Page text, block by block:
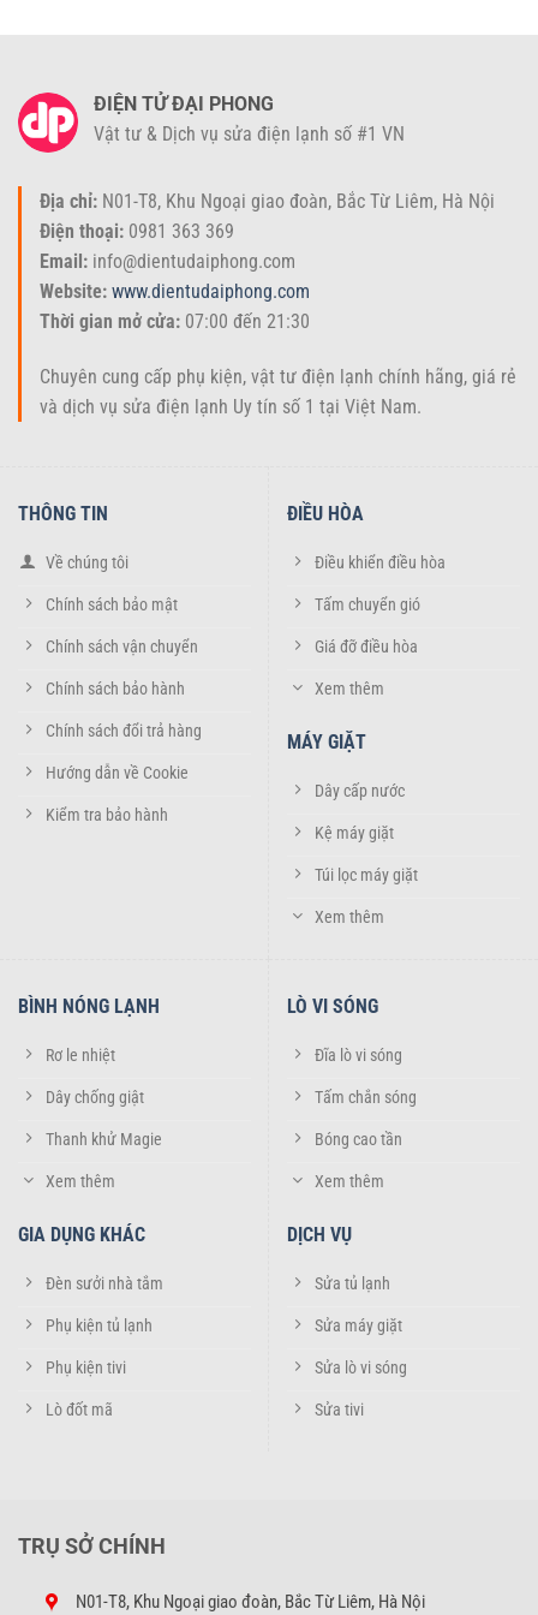
LG Inverter 2 chiều 970
Điều khiển điều hòa LG Inverter 2 chiều là sản phẩm bán chạy
nhất tại
cao cấp nhất thị trường hiện nay sở hữu nhiều ưu điểm vượt trội:
Khiển điều hòa LG Inverter 2 chiều có thiết kế với kiểu dáng
giống với chiếc khiển Zin chính hãng
lực đều, độ phản hồi tốt
Tất cả các chữ được in vô cùng sắc nét, khó phai mờ
Sử dụng full chức năng không khác gì khiển Zin chính hãng
từ chất liệu nhựa ABS cao cấp, thân thiện với môi trường.
kế rất tinh sảo và sắc nét, cầm nắm rất đầm tay và tạo cảm giác
Xem thêm 4 mẫu điều khiển điều hòa LG
bán chạy tại Shop
ĐIỆN TỬ ĐẠI PHONG
Vật tư & Dịch vụ sửa điện lạnh số #1 VN
Địa chỉ: N01-T8, Khu Ngoại giao đoàn, Bắc Từ Liêm, Hà Nội
Điện thoại: 0981 363 369
Email: info@dientudaiphong.com
Website: www.dientudaiphong.com
Thời gian mở cửa: 07:00 đến 21:30
Chuyên cung cấp phụ kiện, vật tư điện lạnh chính hãng, giá rẻ
và dịch vụ sửa điện lạnh Uy tín số 1 tại Việt Nam.
THÔNG TIN
Về chúng tôi
Chính sách bảo mật
Chính sách vận chuyển
Chính sách bảo hành
Chính sách đổi trả hàng
Hướng dẫn về Cookie
Kiểm tra bảo hành
ĐIỀU HÒA
Điều khiển điều hòa
Tấm chuyển gió
Giá đỡ điều hòa
Xem thêm
MÁY GIẶT
Dây cấp nước
Kệ máy giặt
Túi lọc máy giặt
Xem thêm
BÌNH NÓNG LẠNH
Rơ le nhiệt
Dây chống giật
Thanh khử Magie
Xem thêm
GIA DỤNG KHÁC
Đèn sưởi nhà tắm
Phụ kiện tủ lạnh
Phụ kiện tivi
Lò đốt mã
LÒ VI SÓNG
Đĩa lò vi sóng
Tấm chắn sóng
Bóng cao tần
Xem thêm
DỊCH VỤ
Sửa tủ lạnh
Sửa máy giặt
Sửa lò vi sóng
Sửa tivi
TRỤ SỞ CHÍNH
N01-T8, Khu Ngoại giao đoàn, Bắc Từ Liêm, Hà Nội